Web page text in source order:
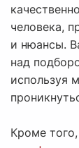
человека,
и нюансы.
над
используя
Кроме